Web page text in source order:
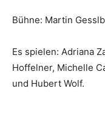
Bühne: Martin
Es spielen: Adriana
Hoffelner, Michelle
und Hubert Wolf.